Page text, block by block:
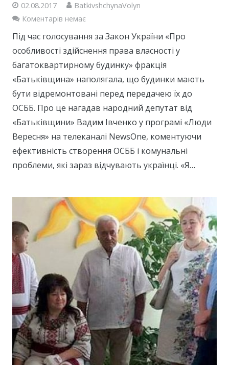
02.08.2017
BatkivshchynaVolyn
Коментарів немає
Під час голосування за Закон України «Про
особливості здійснення права власності у
багатоквартирному будинку» фракція
«Батьківщина» наполягала, що будинки мають
бути відремонтовані перед передачею їх до
ОСББ. Про це нагадав народний депутат від
«Батьківщини» Вадим Івченко у програмі «Люди
Вересня» на телеканалі NewsOne, коментуючи
ефективність створення ОСББ і комунальні
проблеми, які зараз відчувають українці. «Я…